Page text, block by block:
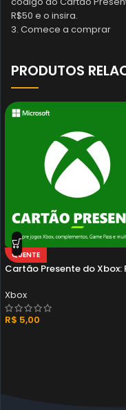
R$50 e o insira.
3. Comece a comprar
PRODUTOS
QUENTE
Cartão Presente do Xbox:
Xbox
R$ 5,00